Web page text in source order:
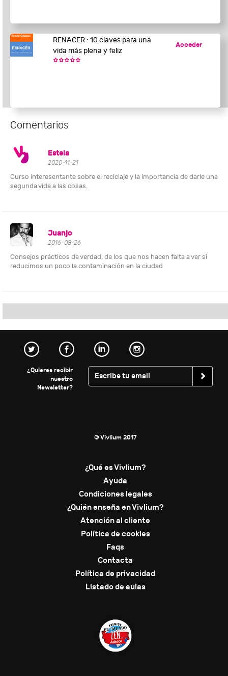
RENACER : 10 claves para una
vida más plena y feliz
Acceder
Comentarios
Estela
2020-11-21
Curso interesentante sobre el reciclaje y la importancia de darle una
segunda vida a las cosas.
Juanjo
2016-08-26
Consejos prácticos de verdad, de los que nos hacen falta a ver si
reducimos un poco la contaminación en la ciudad
¿Quieres recibir
nuestro
Newsletter?
© Vivlium 2017
¿Qué es Vivlium?
Ayuda
Condiciones legales
¿Quién enseña en Vivlium?
Atención al cliente
Política de cookies
Faqs
Contacta
Política de privacidad
Listado de aulas